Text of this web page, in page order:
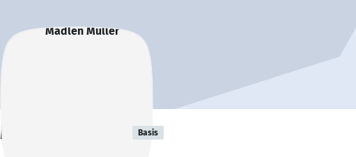
Madlen Müller Basis